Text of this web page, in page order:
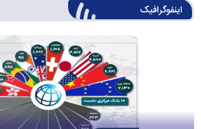
اینفوگرافیک